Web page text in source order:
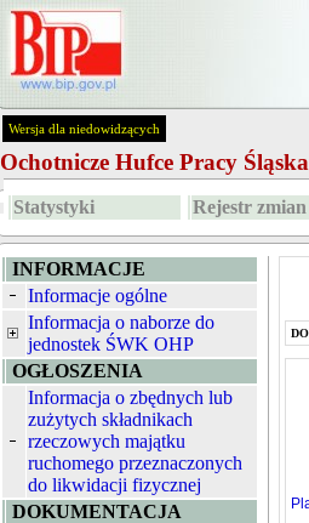
Wersja dla niedowidzących
Ochotnicze Hufce Pracy
Statystyki Rejestr zmian
INFORMACJE
Informacje ogólne
Informacja o naborze do
jednostek ŚWK OHP
OGŁOSZENIA
Informacja o zbędnych lub
zużytych składnikach
rzeczowych majątku
ruchomego przeznaczonych
do likwidacji fizycznej
DOKUMENTACJA